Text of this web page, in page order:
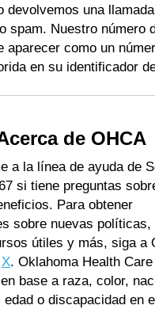
devolvemos una
spam. Nuestro número
aparecer como un
en su identificador
de OHCA
a la línea de ayuda de
si tiene preguntas
Para obtener
sobre nuevas políticas,
útiles y más, siga a
X. Oklahoma Health
base a raza, color,
o discapacidad en